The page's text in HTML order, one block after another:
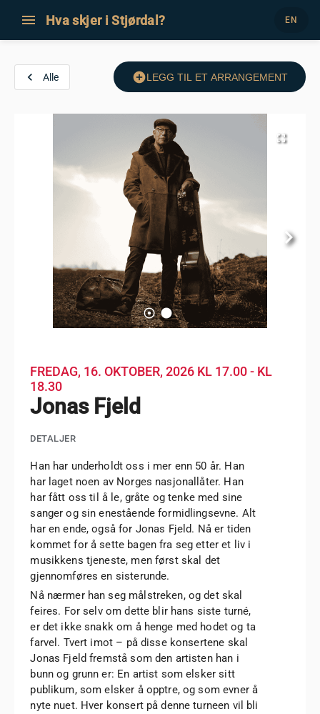
menu Hva skjer i Stjørdal? EN
navigate_before Alle add_circleLEGG TIL ET ARRANGEMENT
keyboard_arrow_right
fullscreen
adjust lens
FREDAG, 16. OKTOBER, 2026 KL 17.00 - KL
18.30
Jonas Fjeld
DETALJER
Han har underholdt oss i mer enn 50 år. Han
har laget noen av Norges nasjonallåter. Han
har fått oss til å le, gråte og tenke med sine
sanger og sin enestående formidlingsevne. Alt
har en ende, også for Jonas Fjeld. Nå er tiden
kommet for å sette bagen fra seg etter et liv i
musikkens tjeneste, men først skal det
gjennomføres en sisterunde.
Nå nærmer han seg målstreken, og det skal
feires. For selv om dette blir hans siste turné,
er det ikke snakk om å henge med hodet og ta
farvel. Tvert imot – på disse konsertene skal
Jonas Fjeld fremstå som den artisten han i
bunn og grunn er: En artist som elsker sitt
publikum, som elsker å opptre, og som evner å
nyte nuet. Hver konsert på denne turneen vil bli